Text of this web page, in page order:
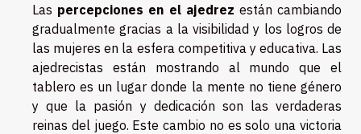
Las percepciones en el ajedrez están cambiando
gradualmente gracias a la visibilidad y los logros de
las mujeres en la esfera competitiva y educativa. Las
ajedrecistas están mostrando al mundo que el
tablero es un lugar donde la mente no tiene género
y que la pasión y dedicación son las verdaderas
reinas del juego. Este cambio no es solo una victoria